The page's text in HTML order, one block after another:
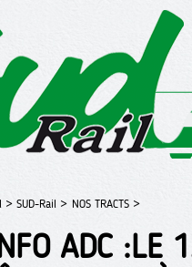
> SUD-Rail > NOS TRACTS >
ADC :LE